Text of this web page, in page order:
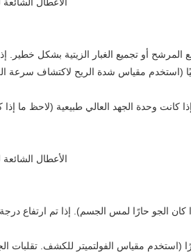
تجميع الغبار الزيتية بشكل خطير. إذا تجاوز سمك وصمة
(استخدم مقياس شدة الريح لاكتشاف سرعة
إذا كانت وحدة الجهد العالي طبيعية (لاحظ ما
الجو حارًا لمس الجسم). إذا تم ارتفاع